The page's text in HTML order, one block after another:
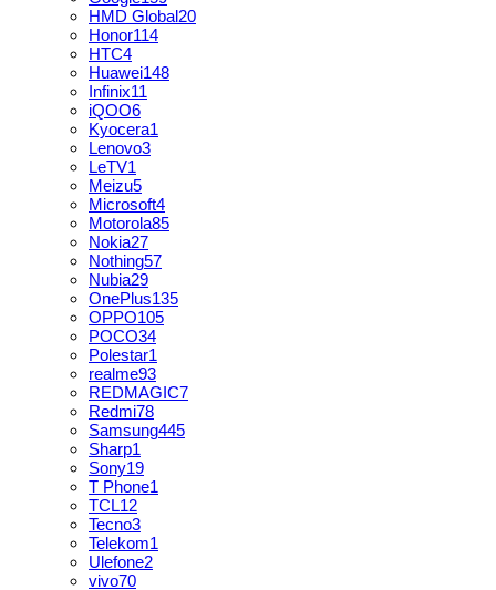
HMD Global20
Honor114
HTC4
Huawei148
Infinix11
iQOO6
Kyocera1
Lenovo3
LeTV1
Meizu5
Microsoft4
Motorola85
Nokia27
Nothing57
Nubia29
OnePlus135
OPPO105
POCO34
Polestar1
realme93
REDMAGIC7
Redmi78
Samsung445
Sharp1
Sony19
T Phone1
TCL12
Tecno3
Telekom1
Ulefone2
vivo70